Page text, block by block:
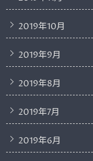
2019年10月
2019年9月
2019年8月
2019年7月
2019年6月